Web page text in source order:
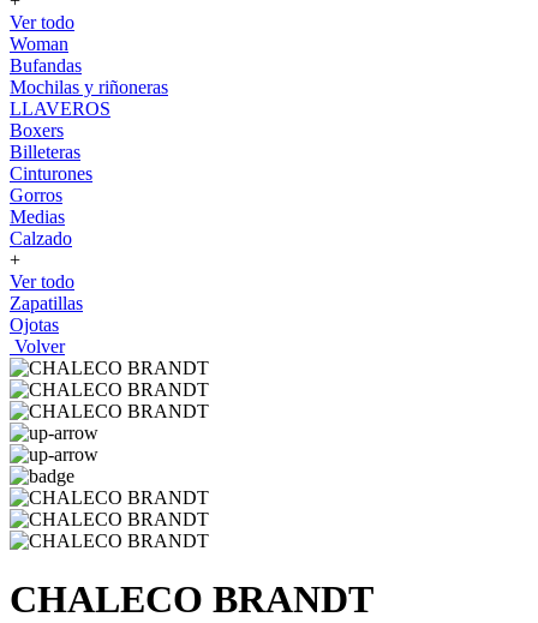
Ver todo
Woman
Bufandas
Mochilas y riñoneras
LLAVEROS
Boxers
Billeteras
Cinturones
Gorros
Medias
Calzado
+
Ver todo
Zapatillas
Ojotas
Volver
CHALECO BRANDT